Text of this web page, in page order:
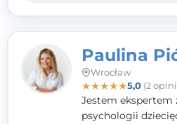
Paulina
Wrocław
★★★★★5,0(2
Jestem ekspertem
psychologii